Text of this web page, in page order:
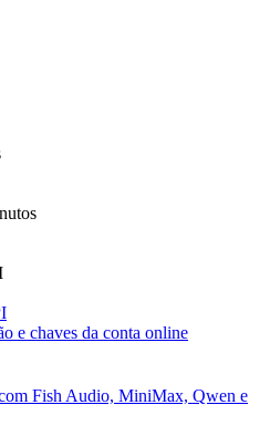
e chaves da conta online
Fish Audio, MiniMax, Qwen e